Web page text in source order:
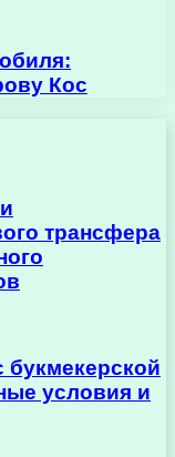
Кос
трансфера
букмекерской
условия и